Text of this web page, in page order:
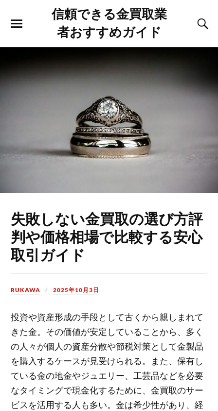
信頼できる金買取業
者おすすめガイド
失敗しない金買取の選び方評
判や価格相場で比較する安心
取引ガイド
RUKAWA 2025年10月3日
投資や資産形成の手段として古くから親しまれて
きた金。 その価値が安定していることから、多く
の人々が個人の資産分散や節税対策として金製品
を購入するケースが見受けられる。また、保有し
ている金の地金やジュエリー、工芸品などを必要
なタイミングで現金化するために、金買取のサー
ビスを活用する人も多い。金は希少性があり、経